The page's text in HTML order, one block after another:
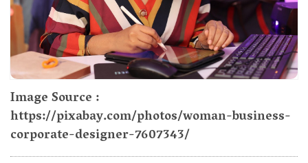
Image Source :
https://pixabay.com/photos/woman-business-
corporate-designer-7607343/